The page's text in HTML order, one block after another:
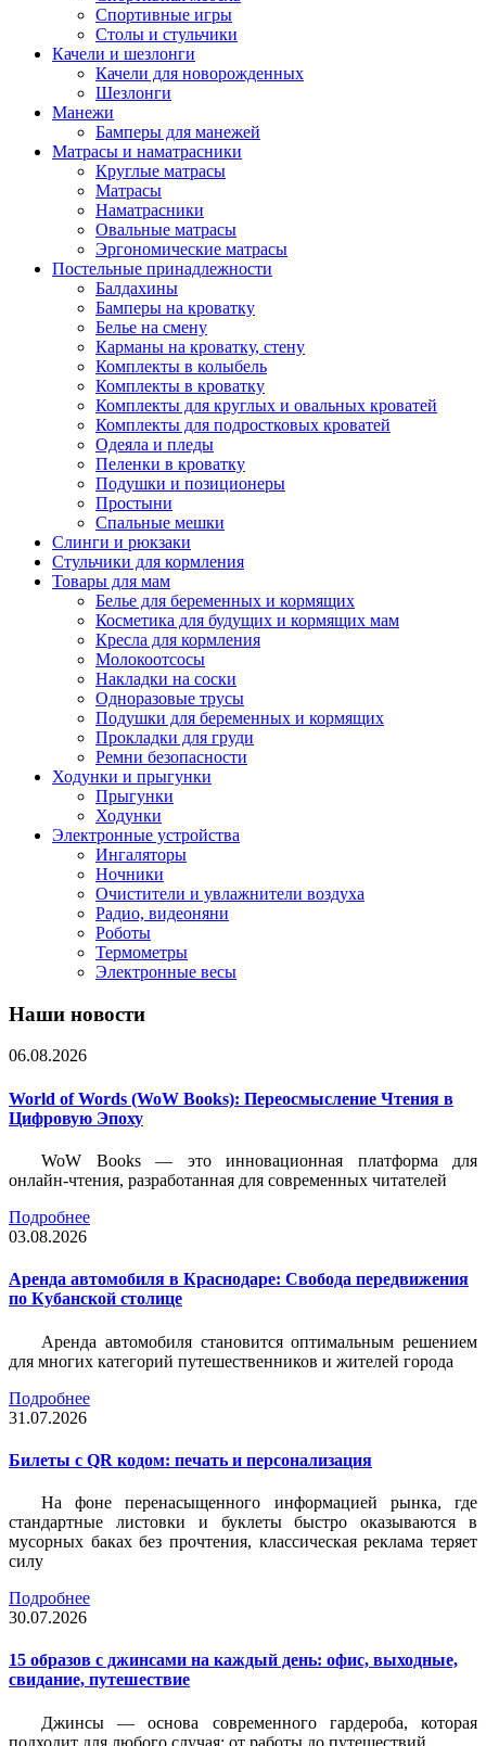
Спортивные игры
Столы и стульчики
Качели и шезлонги
Качели для новорожденных
Шезлонги
Манежи
Бамперы для манежей
Матрасы и наматрасники
Круглые матрасы
Матрасы
Наматрасники
Овальные матрасы
Эргономические матрасы
Постельные принадлежности
Балдахины
Бамперы на кроватку
Белье на смену
Карманы на кроватку, стену
Комплекты в колыбель
Комплекты в кроватку
Комплекты для круглых и овальных кроватей
Комплекты для подростковых кроватей
Одеяла и пледы
Пеленки в кроватку
Подушки и позиционеры
Простыни
Спальные мешки
Слинги и рюкзаки
Стульчики для кормления
Товары для мам
Белье для беременных и кормящих
Косметика для будущих и кормящих мам
Кресла для кормления
Молокоотсосы
Накладки на соски
Одноразовые трусы
Подушки для беременных и кормящих
Прокладки для груди
Ремни безопасности
Ходунки и прыгунки
Прыгунки
Ходунки
Электронные устройства
Ингаляторы
Ночники
Очистители и увлажнители воздуха
Радио, видеоняни
Роботы
Термометры
Электронные весы
Наши новости
06.08.2026
World of Words (WoW Books): Переосмысление Чтения в
Цифровую Эпоху
WoW Books — это инновационная платформа для
онлайн-чтения, разработанная для современных читателей
Подробнее
03.08.2026
Аренда автомобиля в Краснодаре: Свобода передвижения
по Кубанской столице
Аренда автомобиля становится оптимальным решением
для многих категорий путешественников и жителей города
Подробнее
31.07.2026
Билеты c QR кодом: печать и персонализация
На фоне перенасыщенного информацией рынка, где
стандартные листовки и буклеты быстро оказываются в
мусорных баках без прочтения, классическая реклама теряет
силу
Подробнее
30.07.2026
15 образов с джинсами на каждый день: офис, выходные,
свидание, путешествие
Джинсы — основа современного гардероба, которая
подходит для любого случая: от работы до путешествий